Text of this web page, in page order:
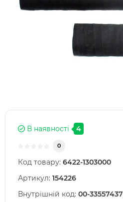
В наявності 4
0
Код товару: 6422-1303000
Артикул: 154226
Внутрішній код: 00-33557437